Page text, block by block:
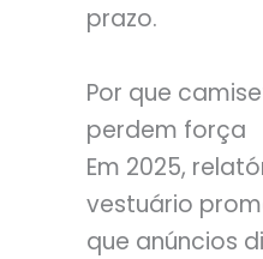
prazo.
Por que
perdem força
Em 2025,
vestuário
que anúncios